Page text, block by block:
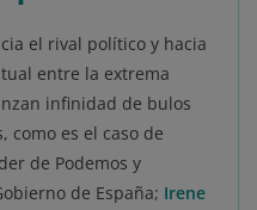
el rival político y hacia
entre la extrema
infinidad de bulos
como es el caso de
de Podemos y
de España; Irene